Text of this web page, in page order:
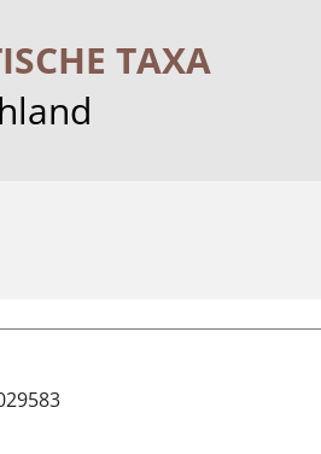
TAXA